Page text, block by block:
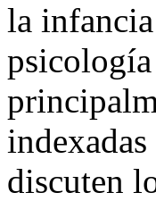
la
discuten